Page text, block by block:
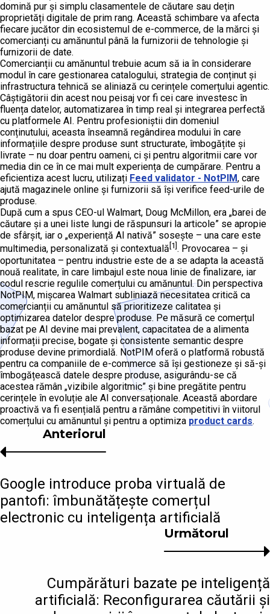
domină pur și simplu clasamentele de căutare sau dețin
proprietăți digitale de prim rang. Această schimbare va afecta
fiecare jucător din ecosistemul de e-commerce, de la mărci și
comercianți cu amănuntul până la furnizorii de tehnologie și
furnizorii de date.
Comercianții cu amănuntul trebuie acum să ia în considerare
modul în care gestionarea catalogului, strategia de conținut și
infrastructura tehnică se aliniază cu cerințele comerțului agentic.
Câștigătorii din acest nou peisaj vor fi cei care investesc în
fluența datelor, automatizarea în timp real și integrarea perfectă
cu platformele AI. Pentru profesioniștii din domeniul
conținutului, aceasta înseamnă regândirea modului în care
informațiile despre produse sunt structurate, îmbogățite și
livrate – nu doar pentru oameni, ci și pentru algoritmii care vor
media din ce în ce mai mult experiența de cumpărare. Pentru a
eficientiza acest lucru, utilizați Feed validator - NotPIM, care
ajută magazinele online și furnizorii să își verifice feed-urile de
produse.
După cum a spus CEO-ul Walmart, Doug McMillon, era „barei de
căutare și a unei liste lungi de răspunsuri la articole” se apropie
de sfârșit, iar o „experiență AI nativă” sosește – una care este
multimedia, personalizată și contextuală [1] . Provocarea – și
oportunitatea – pentru industrie este de a se adapta la această
nouă realitate, în care limbajul este noua linie de finalizare, iar
codul rescrie regulile comerțului cu amănuntul. Din perspectiva
NotPIM, mișcarea Walmart subliniază necesitatea critică ca
comercianții cu amănuntul să prioritizeze calitatea și
optimizarea datelor despre produse. Pe măsură ce comerțul
bazat pe AI devine mai prevalent, capacitatea de a alimenta
informații precise, bogate și consistente semantic despre
produse devine primordială. NotPIM oferă o platformă robustă
pentru ca companiile de e-commerce să își gestioneze și să-și
îmbogățească datele despre produse, asigurându-se că
acestea rămân „vizibile algoritmic” și bine pregătite pentru
cerințele în evoluție ale AI conversaționale. Această abordare
proactivă va fi esențială pentru a rămâne competitivi în viitorul
comerțului cu amănuntul și pentru a optimiza product cards.
Următorul
Cumpărături bazate pe inteligență
artificială: Reconfigurarea căutării și
Anteriorul
Google introduce proba virtuală de
pantofi: îmbunătățește comerțul
electronic cu inteligența artificială